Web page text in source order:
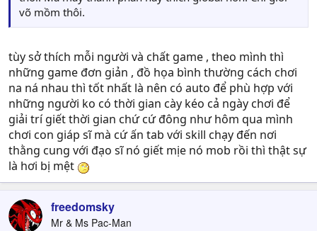
võ mồm thôi.
tùy sở thích mỗi người và chất game , theo mình thì
những game đơn giản , đồ họa bình thường cách chơi
na ná nhau thì tốt nhất là nên có auto để phù hợp với
những người ko có thời gian cày kéo cả ngày chơi để
giải trí giết thời gian chứ cứ đông như hôm qua mình
chơi con giáp sĩ mà cứ ấn tab với skill chạy đến nơi
thằng cung với đạo sĩ nó giết mịe nó mob rồi thì thật sự
là hơi bị mệt
freedomsky
Mr & Ms Pac-Man